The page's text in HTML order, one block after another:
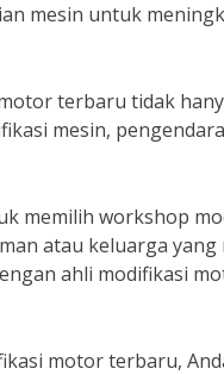
mesin untuk
terbaru tidak
mesin,
memilih workshop
atau keluarga yang
ahli modifikasi
motor terbaru,